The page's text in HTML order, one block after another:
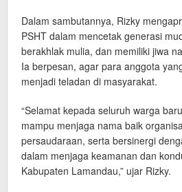
Dalam sambutannya, Rizky
PSHT dalam mencetak generasi
berakhlak mulia, dan memiliki jiwa
Ia berpesan, agar para anggota
menjadi teladan di masyarakat.
“Selamat kepada seluruh warga
mampu menjaga nama baik
persaudaraan, serta bersinergi
dalam menjaga keamanan dan
Kabupaten Lamandau,” ujar Rizky.